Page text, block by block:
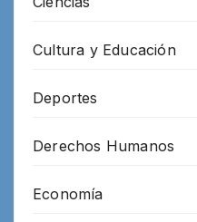
Cultura y Educación
Deportes
Derechos Humanos
Economía